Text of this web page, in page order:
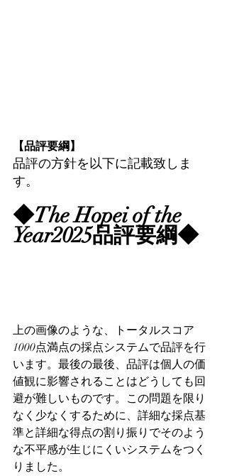
【品評要綱】
品評の方針を以下に記載致しま
す。
◆The Hopei of the
Year2025品評要綱◆
上の画像のような、トータルスコア
1000点満点の採点システムで品評を行
います。最後の最後、品評は個人の価
値観に影響されることはどうしても回
避が難しいものです。この問題を限り
なく少なくするために、詳細な採点基
準と詳細な得点の割り振りでそのよう
な不平感が生じにくいシステムをつく
りました。